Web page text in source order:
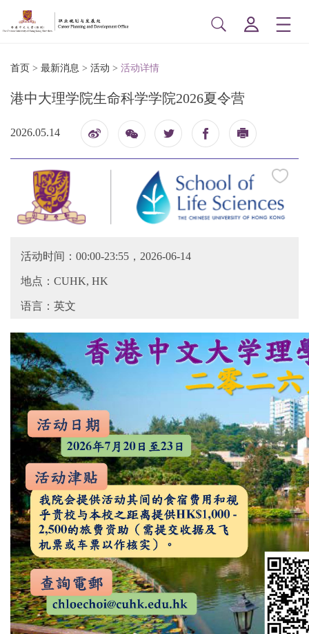
首页 > 最新消息 > 活动 > 活动详情
港中大理学院生命科学学院2026夏令营
2026.05.14
博 信 印
活动时间：00:00-23:55，2026-06-14
地点：CUHK, HK
语言：英文